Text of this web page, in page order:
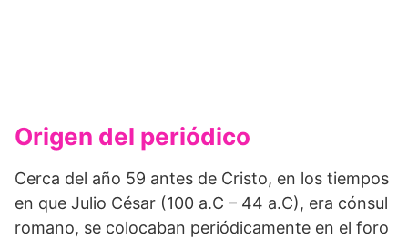
Origen del periódico
Cerca del año 59 antes de Cristo, en los tiempos
en que Julio César (100 a.C – 44 a.C), era cónsul
romano, se colocaban periódicamente en el foro